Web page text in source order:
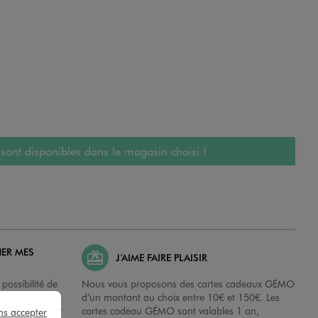
disponibles dans le magasin choisi !
MES
de
sur
J’AIME FAIRE PLAISIR
Nous vous proposons des cartes cadeaux GÉMO
d’un montant au choix entre 10€ et 150€. Les
cartes cadeau GÉMO sont valables 1 an,
accepter